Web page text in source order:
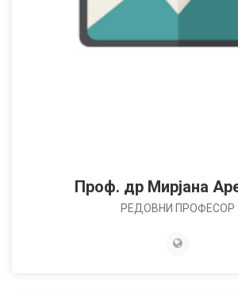
Проф. др Мирјана
РЕДОВНИ ПРОФЕСОР